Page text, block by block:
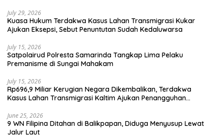
July 29, 2026
Kuasa Hukum Terdakwa Kasus Lahan Transmigrasi Kukar
Ajukan Eksepsi, Sebut Penuntutan Sudah Kedaluwarsa
July 15, 2026
Satpolairud Polresta Samarinda Tangkap Lima Pelaku
Premanisme di Sungai Mahakam
July 15, 2026
Rp696,9 Miliar Kerugian Negara Dikembalikan, Terdakwa
Kasus Lahan Transmigrasi Kaltim Ajukan Penangguhan
June 25, 2026
9 WN Filipina Ditahan di Balikpapan, Diduga Menyusup Lewat
Jalur Laut